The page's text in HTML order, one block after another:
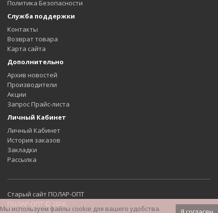
Политика Безопасности
Служба поддержки
Контакты
Возврат товара
Карта сайта
Дополнительно
Архив новостей
Производители
Акции
Запрос Прайс-листа
Личный Кабинет
Личный Кабинет
История заказов
Закладки
Рассылка
Старый сайт ПОЛАР-ОПТ
ПОЛАР-ОПТ © 2026
Мы используем файлы cookie для вашего удобства.